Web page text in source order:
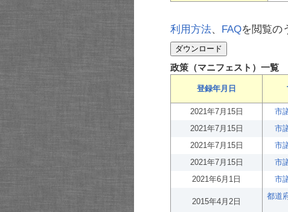
利用方法、 FAQを閲覧の
政策（マニフェスト）一覧
登録年月日
2021年7月15日
市
2021年7月15日
市
2021年7月15日
市
2021年7月15日
市
2021年6月1日
市
2015年4月2日
都道